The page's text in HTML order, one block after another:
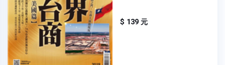
$ 139 元